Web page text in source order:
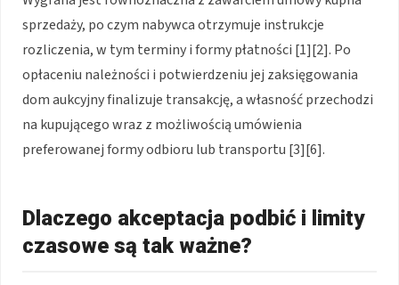
sprzedaży, po czym nabywca otrzymuje instrukcje
rozliczenia, w tym terminy i formy płatności [1][2]. Po
opłaceniu należności i potwierdzeniu jej zaksięgowania
dom aukcyjny finalizuje transakcję, a własność przechodzi
na kupującego wraz z możliwością umówienia
preferowanej formy odbioru lub transportu [3][6].
Dlaczego akceptacja podbić i limity
czasowe są tak ważne?